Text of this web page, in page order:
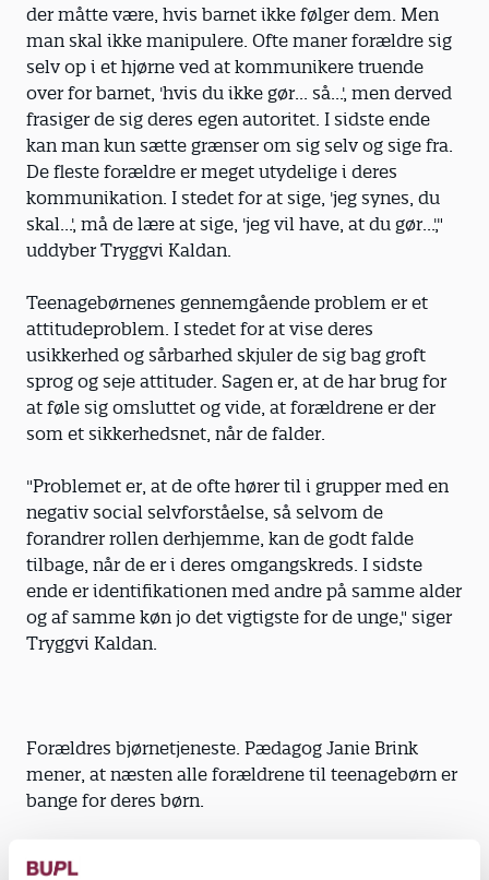
der måtte være, hvis barnet ikke følger dem. Men
man skal ikke manipulere. Ofte maner forældre sig
selv op i et hjørne ved at kommunikere truende
over for barnet, 'hvis du ikke gør... så...', men derved
frasiger de sig deres egen autoritet. I sidste ende
kan man kun sætte grænser om sig selv og sige fra.
De fleste forældre er meget utydelige i deres
kommunikation. I stedet for at sige, 'jeg synes, du
skal...', må de lære at sige, 'jeg vil have, at du gør...',"
uddyber Tryggvi Kaldan.
Teenagebørnenes gennemgående problem er et
attitudeproblem. I stedet for at vise deres
usikkerhed og sårbarhed skjuler de sig bag groft
sprog og seje attituder. Sagen er, at de har brug for
at føle sig omsluttet og vide, at forældrene er der
som et sikkerhedsnet, når de falder.
"Problemet er, at de ofte hører til i grupper med en
negativ social selvforståelse, så selvom de
forandrer rollen derhjemme, kan de godt falde
tilbage, når de er i deres omgangskreds. I sidste
ende er identifikationen med andre på samme alder
og af samme køn jo det vigtigste for de unge," siger
Tryggvi Kaldan.
Forældres bjørnetjeneste. Pædagog Janie Brink
mener, at næsten alle forældrene til teenagebørn er
bange for deres børn.